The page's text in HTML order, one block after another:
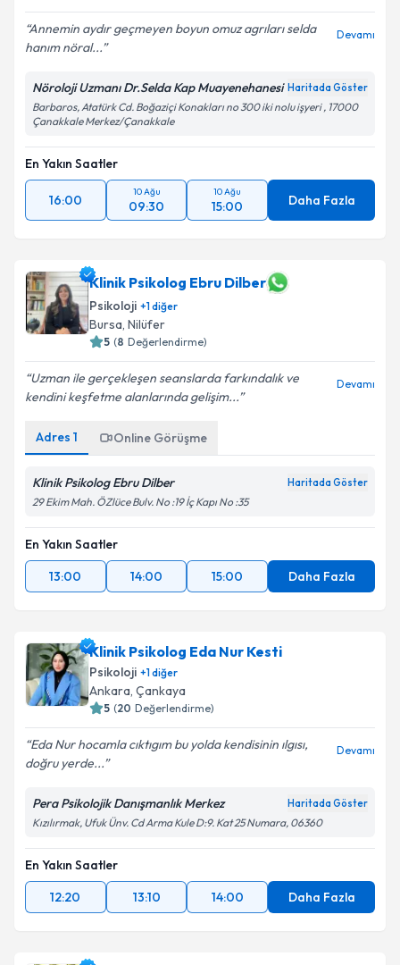
Annemin aydır geçmeyen boyun omuz agrıları selda
hanım nöral...
Devamı
Nöroloji Uzmanı Dr.Selda Kap Muayenehanesi Haritada Göster
Barbaros, Atatürk Cd. Boğaziçi Konakları no 300 iki nolu işyeri , 17000
Çanakkale Merkez/Çanakkale
En Yakın Saatler
16:00
10 Ağu
09:30
10 Ağu
15:00 Daha Fazla
Klinik Psikolog Ebru Dilber
Psikoloji +1diğer
Bursa, Nilüfer
5 (8 Değerlendirme)
Uzman ile gerçekleşen seanslarda farkındalık ve
kendini keşfetme alanlarında gelişim...
Devamı
Adres 1 Online Görüşme
Klinik Psikolog Ebru Dilber Haritada Göster
29 Ekim Mah. ÖZlüce Bulv. No :19 İç Kapı No :35
En Yakın Saatler
13:00
14:00 15:00 Daha Fazla
Klinik Psikolog Eda Nur Kesti
Psikoloji +1diğer
Ankara, Çankaya
5 (20 Değerlendirme)
Eda Nur hocamla cıktıgım bu yolda kendisinin ılgısı,
doğru yerde...
Devamı
Pera Psikolojik Danışmanlık Merkez Haritada Göster
Kızılırmak, Ufuk Ünv. Cd Arma Kule D:9. Kat 25 Numara, 06360
En Yakın Saatler
12:20
13:10 14:00 Daha Fazla